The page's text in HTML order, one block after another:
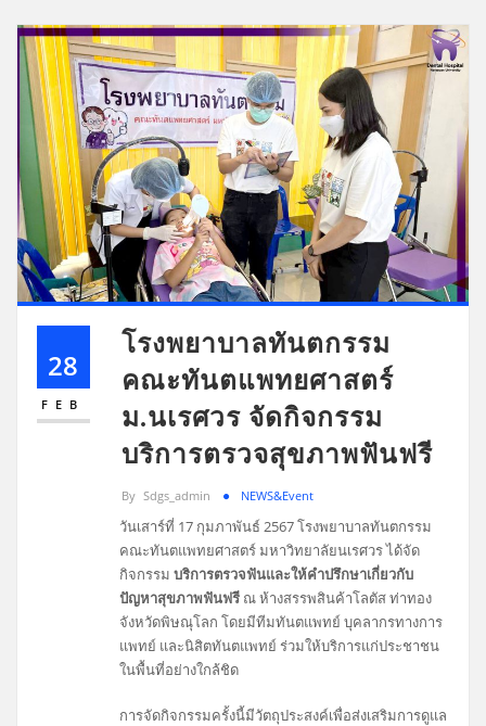
28
FEB
โรงพยาบาลทันตกรรม
คณะทันตแพทยศาสตร์
ม.นเรศวร จัดกิจกรรม
บริการตรวจสุขภาพฟันฟรี
By Sdgs_admin NEWS&Event
วันเสาร์ที่ 17 กุมภาพันธ์ 2567 โรงพยาบาลทันตกรรม
คณะทันตแพทยศาสตร์ มหาวิทยาลัยนเรศวร ได้จัด
กิจกรรมบริการตรวจฟันและให้คำปรึกษาเกี่ยวกับ
ปัญหาสุขภาพฟันฟรี ณ ห้างสรรพสินค้าโลตัส ท่าทอง
จังหวัดพิษณุโลก โดยมีทีมทันตแพทย์ บุคลากรทางการ
แพทย์ และนิสิตทันตแพทย์ ร่วมให้บริการแก่ประชาชน
ในพื้นที่อย่างใกล้ชิด
การจัดกิจกรรมครั้งนี้มีวัตถุประสงค์เพื่อส่งเสริมการดูแล